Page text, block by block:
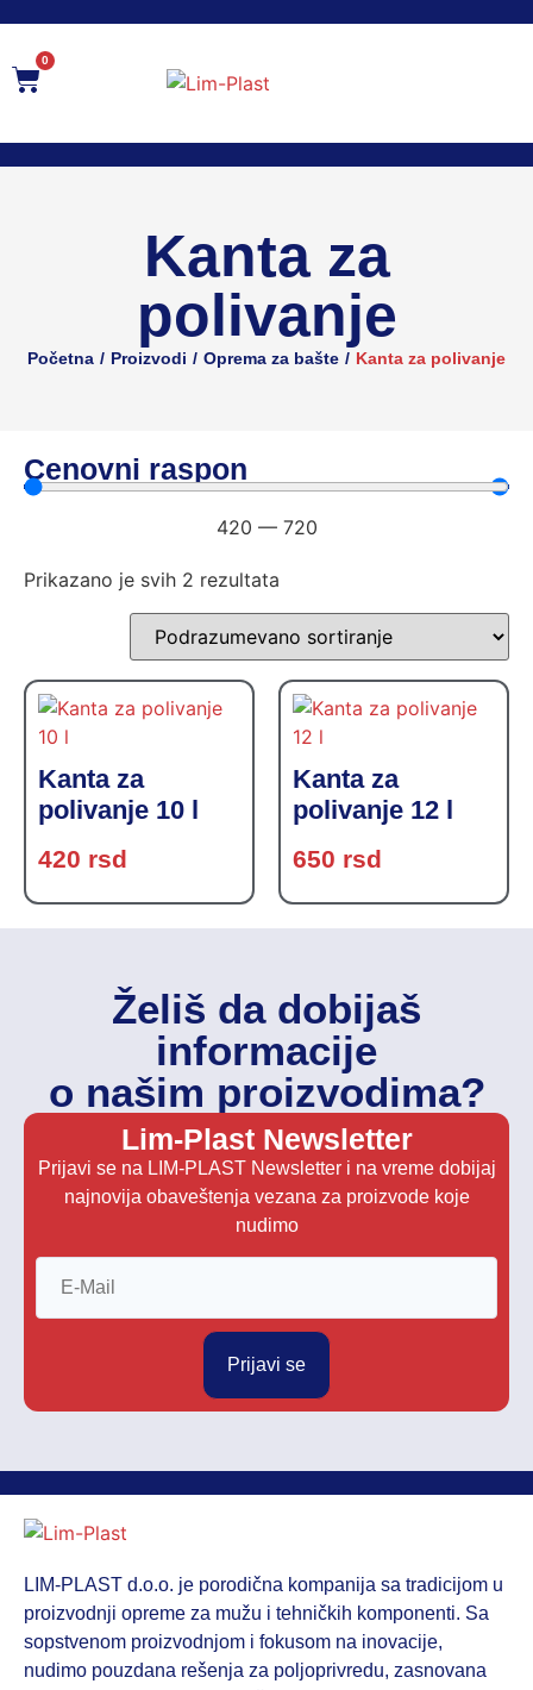
0
Kanta za
polivanje
Početna / Proizvodi / Oprema za bašte / Kanta za polivanje
Cenovni raspon
420 — 720
Prikazano je svih 2 rezultata
Kanta za
polivanje 10 l
420 rsd
Kanta za
polivanje 12 l
650 rsd
Želiš da dobijaš
informacije
o našim proizvodima?
Lim-Plast Newsletter
Prijavi se na LIM-PLAST Newsletter i na vreme dobijaj
najnovija obaveštenja vezana za proizvode koje
nudimo
Prijavi se
LIM-PLAST d.o.o. je porodična kompanija sa tradicijom u
proizvodnji opreme za mužu i tehničkih komponenti. Sa
sopstvenom proizvodnjom i fokusom na inovacije,
nudimo pouzdana rešenja za poljoprivredu, zasnovana